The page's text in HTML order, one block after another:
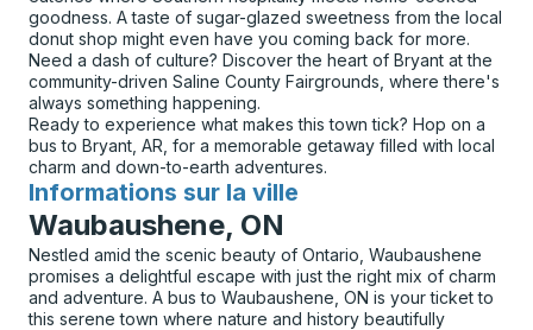
goodness. A taste of sugar-glazed sweetness from the local
donut shop might even have you coming back for more.
Need a dash of culture? Discover the heart of Bryant at the
community-driven Saline County Fairgrounds, where there's
always something happening.
Ready to experience what makes this town tick? Hop on a
bus to Bryant, AR, for a memorable getaway filled with local
charm and down-to-earth adventures.
Informations sur la ville
pour
Waubaushene, ON
Nestled amid the scenic beauty of Ontario, Waubaushene
promises a delightful escape with just the right mix of charm
and adventure. A bus to Waubaushene, ON is your ticket to
this serene town where nature and history beautifully